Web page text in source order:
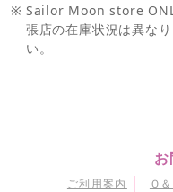
※ Sailor Moon store
張店の在庫状況は異な
い。
ご利用案内 Ｑ